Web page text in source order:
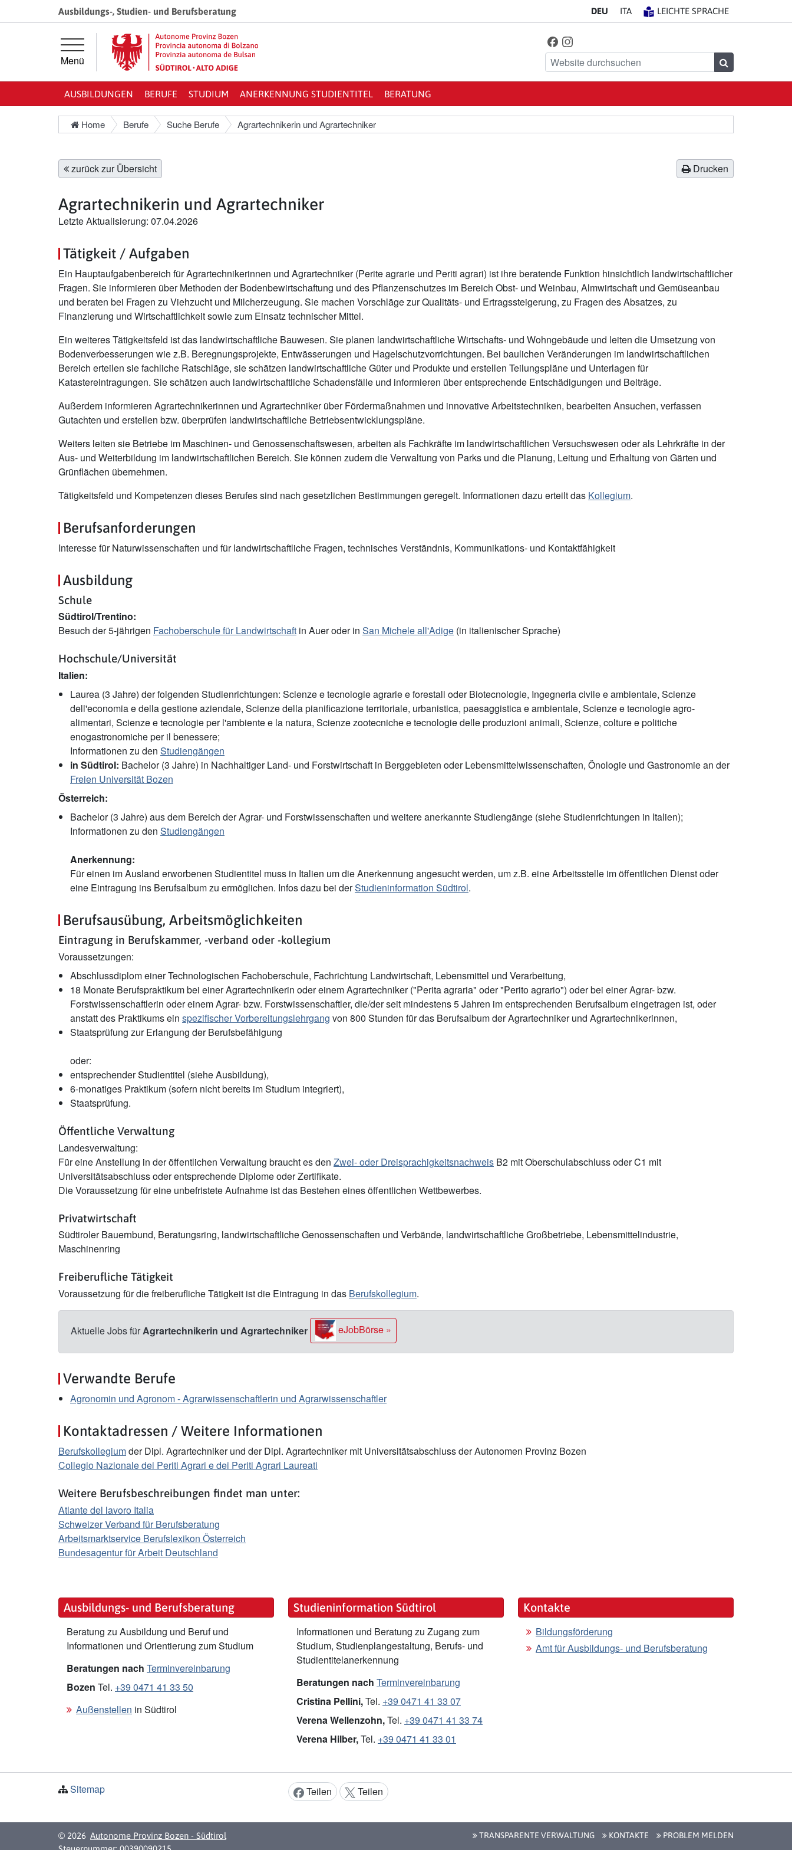
Springe direkt zur Hauptnavigation
Springe direkt zum InhaltAusbildungs-, Studien- und Berufsberatung DEU ITA LEICHTE SPRACHE
Menü
Finde uns auf
Facebook
Instagram
Website durchsuchen
AUSBILDUNGEN BERUFE STUDIUM ANERKENNUNG STUDIENTITEL BERATUNG
Home Berufe Suche Berufe Agrartechnikerin und Agrartechniker
zurück zur Übersicht Drucken
Agrartechnikerin und Agrartechniker
Letzte Aktualisierung: 07.04.2026
Tätigkeit / Aufgaben
Ein Hauptaufgabenbereich für Agrartechnikerinnen und Agrartechniker (Perite agrarie und Periti agrari) ist ihre beratende Funktion hinsichtlich landwirtschaftlicher
Fragen. Sie informieren über Methoden der Bodenbewirtschaftung und des Pflanzenschutzes im Bereich Obst- und Weinbau, Almwirtschaft und Gemüseanbau
und beraten bei Fragen zu Viehzucht und Milcherzeugung. Sie machen Vorschläge zur Qualitäts- und Ertragssteigerung, zu Fragen des Absatzes, zu
Finanzierung und Wirtschaftlichkeit sowie zum Einsatz technischer Mittel.
Ein weiteres Tätigkeitsfeld ist das landwirtschaftliche Bauwesen. Sie planen landwirtschaftliche Wirtschafts- und Wohngebäude und leiten die Umsetzung von
Bodenverbesserungen wie z.B. Beregnungsprojekte, Entwässerungen und Hagelschutzvorrichtungen. Bei baulichen Veränderungen im landwirtschaftlichen
Bereich erteilen sie fachliche Ratschläge, sie schätzen landwirtschaftliche Güter und Produkte und erstellen Teilungspläne und Unterlagen für
Katastereintragungen. Sie schätzen auch landwirtschaftliche Schadensfälle und informieren über entsprechende Entschädigungen und Beiträge.
Außerdem informieren Agrartechnikerinnen und Agrartechniker über Fördermaßnahmen und innovative Arbeitstechniken, bearbeiten Ansuchen, verfassen
Gutachten und erstellen bzw. überprüfen landwirtschaftliche Betriebsentwicklungspläne.
Weiters leiten sie Betriebe im Maschinen- und Genossenschaftswesen, arbeiten als Fachkräfte im landwirtschaftlichen Versuchswesen oder als Lehrkräfte in der
Aus- und Weiterbildung im landwirtschaftlichen Bereich. Sie können zudem die Verwaltung von Parks und die Planung, Leitung und Erhaltung von Gärten und
Grünflächen übernehmen.
Tätigkeitsfeld und Kompetenzen dieses Berufes sind nach gesetzlichen Bestimmungen geregelt. Informationen dazu erteilt das Kollegium.
Berufsanforderungen
Interesse für Naturwissenschaften und für landwirtschaftliche Fragen, technisches Verständnis, Kommunikations- und Kontaktfähigkeit
Ausbildung
Schule
Südtirol/Trentino:
Besuch der 5-jährigen Fachoberschule für Landwirtschaft in Auer oder in San Michele all'Adige (in italienischer Sprache)
Hochschule/Universität
Italien:
Laurea (3 Jahre) der folgenden Studienrichtungen: Scienze e tecnologie agrarie e forestali oder Biotecnologie, Ingegneria civile e ambientale, Scienze
dell'economia e della gestione aziendale, Scienze della pianificazione territoriale, urbanistica, paesaggistica e ambientale, Scienze e tecnologie agro-
alimentari, Scienze e tecnologie per l'ambiente e la natura, Scienze zootecniche e tecnologie delle produzioni animali, Scienze, colture e politiche
enogastronomiche per il benessere;
Informationen zu den Studiengängen
in Südtirol: Bachelor (3 Jahre) in Nachhaltiger Land- und Forstwirtschaft in Berggebieten oder Lebensmittelwissenschaften, Önologie und Gastronomie an der
Freien Universität Bozen
Österreich:
Bachelor (3 Jahre) aus dem Bereich der Agrar- und Forstwissenschaften und weitere anerkannte Studiengänge (siehe Studienrichtungen in Italien);
Informationen zu den Studiengängen
Anerkennung:
Für einen im Ausland erworbenen Studientitel muss in Italien um die Anerkennung angesucht werden, um z.B. eine Arbeitsstelle im öffentlichen Dienst oder
eine Eintragung ins Berufsalbum zu ermöglichen. Infos dazu bei derStudieninformation Südtirol.
Berufsausübung, Arbeitsmöglichkeiten
Eintragung in Berufskammer, -verband oder -kollegium
Voraussetzungen:
Abschlussdiplom einer Technologischen Fachoberschule, Fachrichtung Landwirtschaft, Lebensmittel und Verarbeitung,
18 Monate Berufspraktikum bei einer Agrartechnikerin oder einem Agrartechniker ("Perita agraria" oder "Perito agrario") oder bei einer Agrar- bzw.
Forstwissenschaftlerin oder einem Agrar- bzw. Forstwissenschaftler, die/der seit mindestens 5 Jahren im entsprechenden Berufsalbum eingetragen ist, oder
anstatt des Praktikums ein spezifischer Vorbereitungslehrgang von 800 Stunden für das Berufsalbum der Agrartechniker und Agrartechnikerinnen,
Staatsprüfung zur Erlangung der Berufsbefähigung
oder:
entsprechender Studientitel (siehe Ausbildung),
6-monatiges Praktikum (sofern nicht bereits im Studium integriert),
Staatsprüfung.
Öffentliche Verwaltung
Landesverwaltung:
Für eine Anstellung in der öffentlichen Verwaltung braucht es den Zwei- oder Dreisprachigkeitsnachweis B2 mit Oberschulabschluss oder C1 mit
Universitätsabschluss oder entsprechende Diplome oder Zertifikate.
Die Voraussetzung für eine unbefristete Aufnahme ist das Bestehen eines öffentlichen Wettbewerbes.
Privatwirtschaft
Südtiroler Bauernbund, Beratungsring, landwirtschaftliche Genossenschaften und Verbände, landwirtschaftliche Großbetriebe, Lebensmittelindustrie,
Maschinenring
Freiberufliche Tätigkeit
Voraussetzung für die freiberufliche Tätigkeit ist die Eintragung in das Berufskollegium.
Aktuelle Jobs fürAgrartechnikerin und Agrartechniker eJobBörse »
Verwandte Berufe
Agronomin und Agronom - Agrarwissenschaftlerin und Agrarwissenschaftler
Kontaktadressen / Weitere Informationen
Berufskollegiumder Dipl. Agrartechniker und der Dipl. Agrartechniker mit Universitätsabschluss der Autonomen Provinz Bozen
Collegio Nazionale dei Periti Agrari e dei Periti Agrari Laureati
Weitere Berufsbeschreibungen findet man unter:
Atlante del lavoro Italia
Schweizer Verband für Berufsberatung
Arbeitsmarktservice Berufslexikon Österreich
Bundesagentur für Arbeit Deutschland
Ausbildungs- und Berufsberatung
Beratung zu Ausbildung und Beruf und
Informationen und Orientierung zum Studium
Beratungen nach Terminvereinbarung
Bozen Tel. +39 0471 41 33 50
Außenstellen in Südtirol
Studieninformation Südtirol
Informationen und Beratung zu Zugang zum
Studium, Studienplangestaltung, Berufs- und
Studientitelanerkennung
Beratungen nach Terminvereinbarung
Cristina Pellini,Tel. +39 0471 41 33 07
Verena Wellenzohn,Tel. +39 0471 41 33 74
Verena Hilber,Tel. +39 0471 41 33 01
Kontakte
Bildungsförderung
Amt für Ausbildungs- und Berufsberatung
Sitemap
Inhalt teilen:
Teilen Teilen
© 2026 Autonome Provinz Bozen - Südtirol
TRANSPARENTE VERWALTUNG KONTAKTE PROBLEM MELDEN